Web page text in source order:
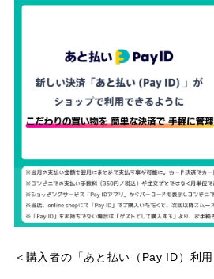
＜購入者の「あと払い（Pay ID）利